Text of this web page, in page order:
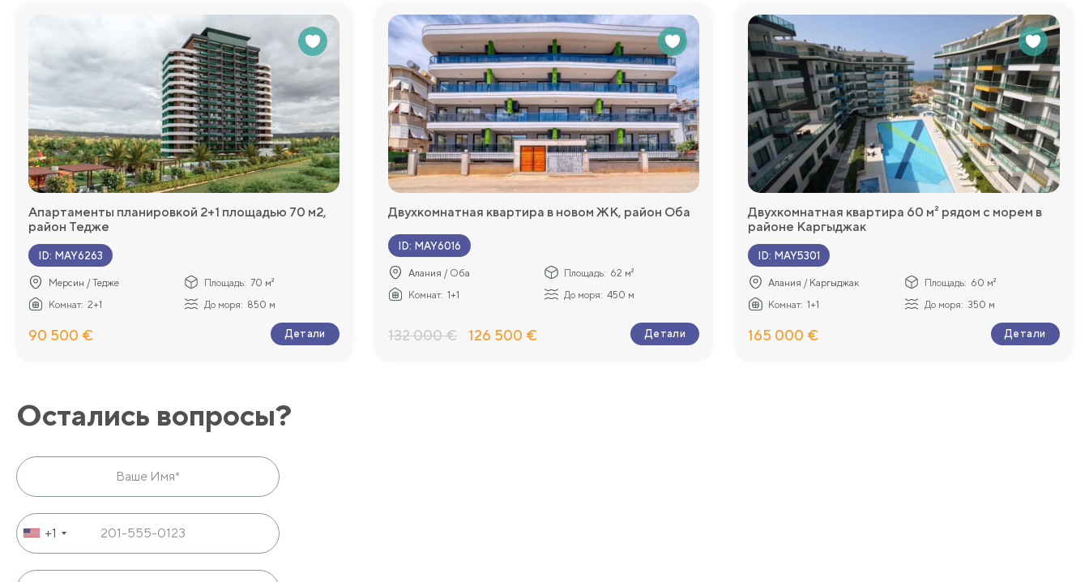
Апартаменты планировкой 2+1 площадью 70 м2,
район Тедже
ID: MAY6263
Мерсин / Тедже Площадь: 70 м²
Комнат: 2+1 До моря: 850 м
90 500 € Детали
Двухкомнатная квартира в новом ЖК, район Оба
ID: MAY6016
Алания / Оба Площадь: 62 м²
Комнат: 1+1 До моря: 450 м
132 000 € 126 500 € Детали
Двухкомнатная квартира 60 м² рядом с морем в
районе Каргыджак
ID: MAY5301
Алания / Каргыджак Площадь: 60 м²
Комнат: 1+1 До моря: 350 м
165 000 € Детали
Остались вопросы?
+1